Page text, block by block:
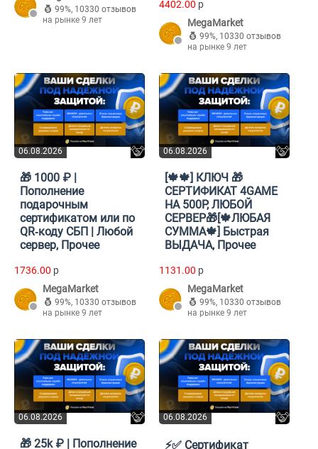
99%, 10330 отзывов
на рынке 9 лет
4402.00 p
MegaMarket
99%, 10330 отзывов
на рынке 9 лет
06.08.2026
🎁 1000 ₽ |
Пополнение
подарочным
сертификатом или по
QR‑коду СБП | Любой
сервер, Прочее
1736.00 p
MegaMarket
99%, 10330 отзывов
на рынке 9 лет
06.08.2026
[🍁🍁] КЛЮЧ 🎁
СЕРТИФИКАТ 4GAME
НА 500Р, ЛЮБОЙ
СЕРВЕР🎁[🍁ЛЮБАЯ
СУММА🍁] Быстрая
ВЫДАЧА, Прочее
1131.00 p
MegaMarket
99%, 10330 отзывов
на рынке 9 лет
06.08.2026
🎁 25k ₽ | Пополнение
06.08.2026
⚡️✅ Сертификат